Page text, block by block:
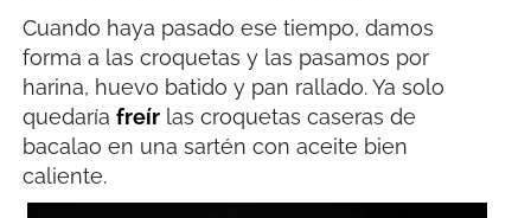
Cuando haya pasado ese tiempo, damos
forma a las croquetas y las pasamos por
harina, huevo batido y pan rallado. Ya solo
quedaríafreír las croquetas caseras de
bacalao en una sartén con aceite bien
caliente.